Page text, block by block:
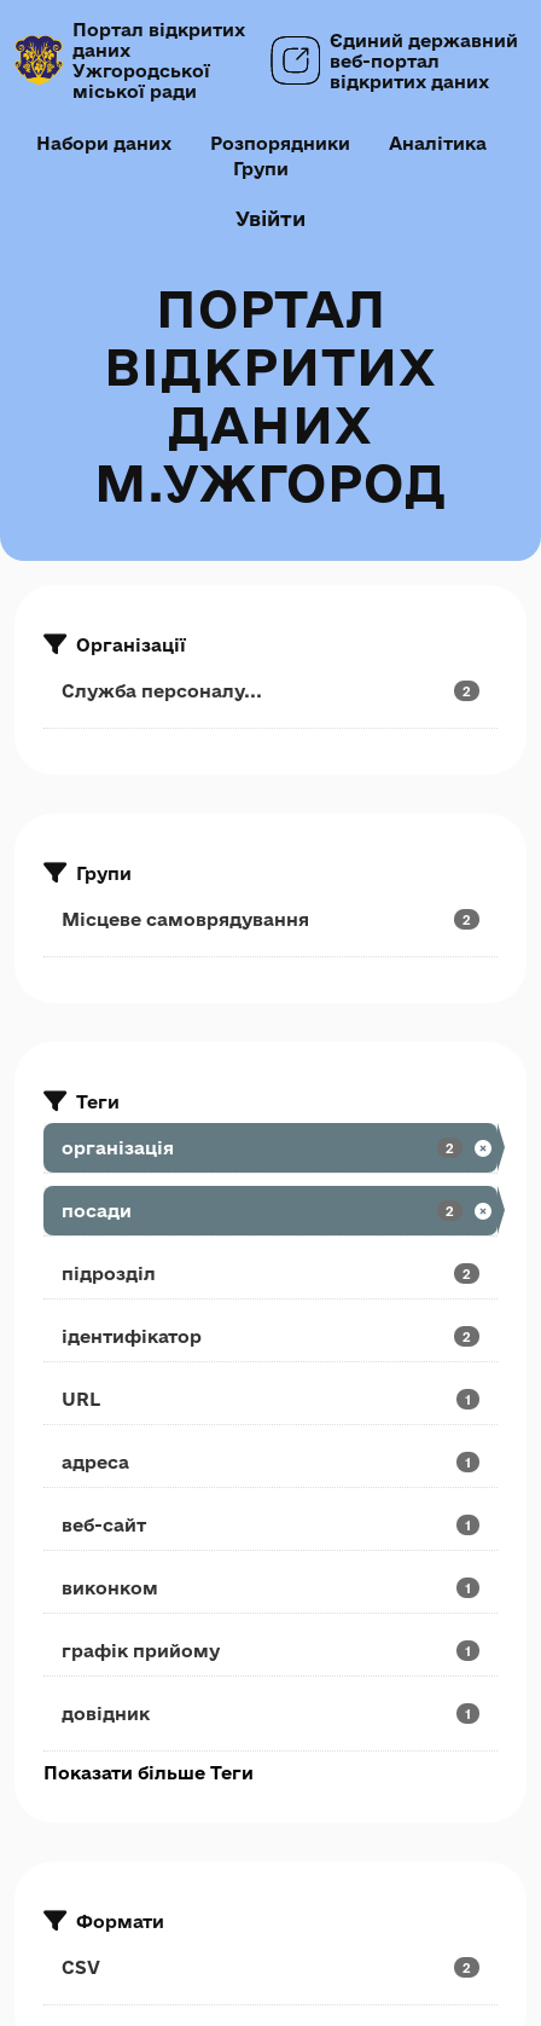
Портал відкритих
даних
Ужгородської
міської ради
Єдиний державний
веб-портал
відкритих даних
Набори даних Розпорядники
Аналітика
Групи
Увійти
ПОРТАЛ
ВІДКРИТИХ
ДАНИХ
М.УЖГОРОД
Організації
Служба персоналу... 2
Групи
Місцеве самоврядування 2
Теги
організація 2
посади 2
підрозділ 2
ідентифікатор 2
URL 1
адреса 1
веб-сайт 1
виконком 1
графік прийому 1
довідник 1
Показати більше Теги
Формати
CSV 2